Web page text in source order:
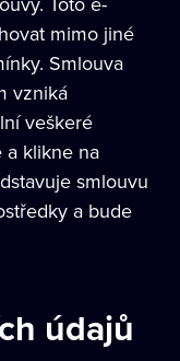
mimo jiné
Smlouva
vzniká
veškeré
a klikne na
smlouvu
a bude
údajů